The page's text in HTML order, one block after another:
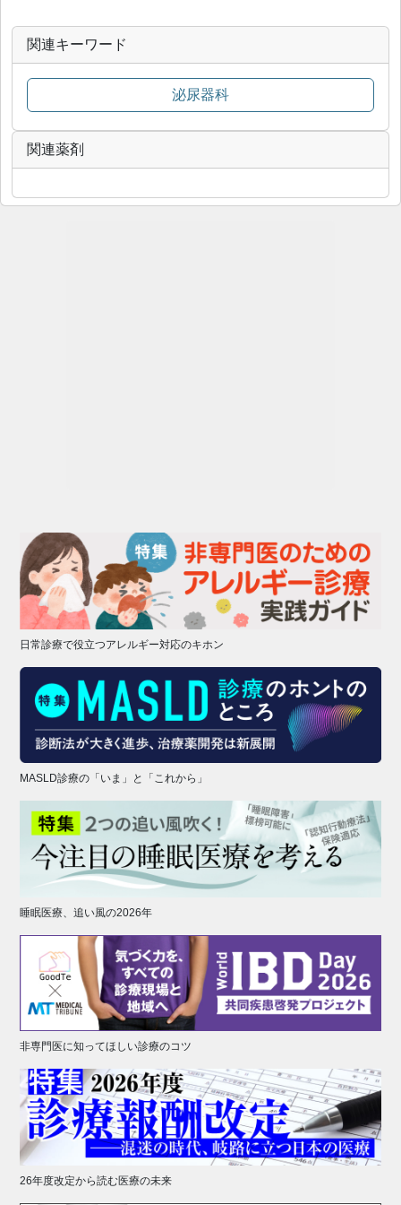
関連キーワード
泌尿器科
関連薬剤
日常診療で役立つアレルギー対応のキホン
MASLD診療の「いま」と「これから」
睡眠医療、追い風の2026年
非専門医に知ってほしい診療のコツ
26年度改定から読む医療の未来